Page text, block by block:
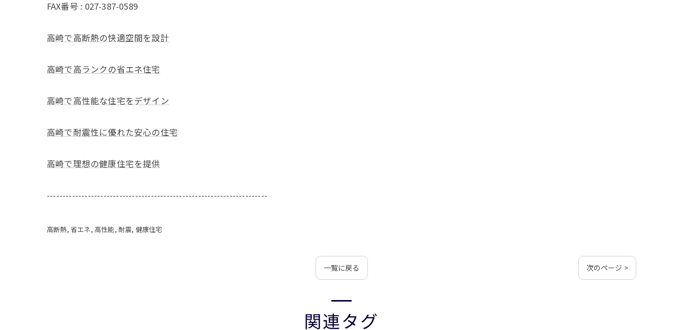
FAX番号 : 027-387-0589
高崎で高断熱の快適空間を設計
高崎で高ランクの省エネ住宅
高崎で高性能な住宅をデザイン
高崎で耐震性に優れた安心の住宅
高崎で理想の健康住宅を提供
----------------------------------------------------------------------
高断熱 省エネ 高性能 耐震 健康住宅
一覧に戻る 次のページ >
関連タグ